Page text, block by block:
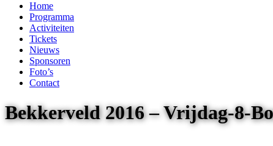
Home
Programma
Activiteiten
Tickets
Nieuws
Sponsoren
Foto’s
Contact
Bekkerveld 2016 – Vrijdag-8-